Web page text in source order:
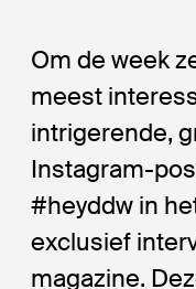
Om de week
meest
intrigerende,
Instagram-
#heyddw in
exclusief
magazine.